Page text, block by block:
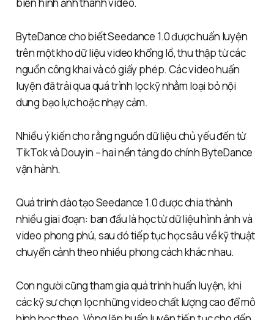
biến hình ảnh thành video.
ByteDance cho biết Seedance 1.0 được huấn luyện
trên một kho dữ liệu video khổng lồ, thu thập từ các
nguồn công khai và có giấy phép. Các video huấn
luyện đã trải qua quá trình lọc kỹ nhằm loại bỏ nội
dung bạo lực hoặc nhạy cảm.
Nhiều ý kiến cho rằng nguồn dữ liệu chủ yếu đến từ
TikTok và Douyin – hai nền tảng do chính ByteDance
vận hành.
Quá trình đào tạo Seedance 1.0 được chia thành
nhiều giai đoạn: ban đầu là học từ dữ liệu hình ảnh và
video phong phú, sau đó tiếp tục học sâu về kỹ thuật
chuyển cảnh theo nhiều phong cách khác nhau.
Con người cũng tham gia quá trình huấn luyện, khi
các kỹ sư chọn lọc những video chất lượng cao để mô